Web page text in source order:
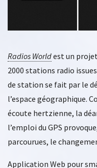
Radios Worldest un
2000 stations radio
de station se fait par le
l’espace géographique.
écoute hertzienne, la
l’emploi du GPS
parcourues, le
Application Web pour